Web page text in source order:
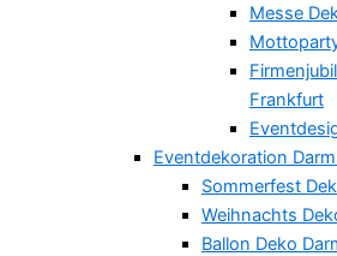
Messe
Frankfurt
Eventdekoration
Sommerfest
Weihnachts
Ballon Deko